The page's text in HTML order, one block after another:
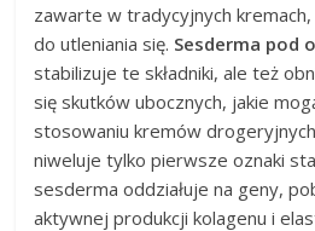
zawarte w tradycyjnych
do utleniania się. Sesderma pod
stabilizuje te składniki, ale też
się skutków ubocznych, jakie
stosowaniu kremów
niweluje tylko pierwsze oznaki
sesderma oddziałuje na geny,
aktywnej produkcji kolagenu i